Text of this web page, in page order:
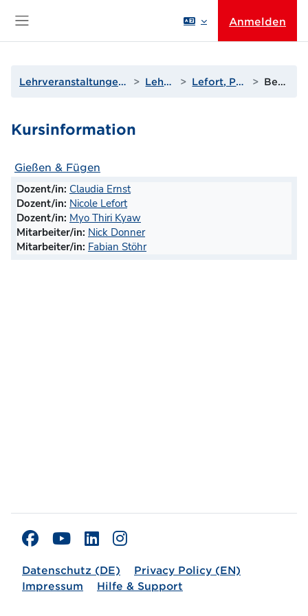
Anmelden
Lehrveranstaltungen der Wissenschaftsbereiche Lehrende I bis L Lefort, Prof. Dr.-Ing. Nicole Beschreibung
Kursinformation
Gießen & Fügen
Dozent/in: Claudia Ernst
Dozent/in: Nicole Lefort
Dozent/in: Myo Thiri Kyaw
Mitarbeiter/in: Nick Donner
Mitarbeiter/in: Fabian Stöhr
Datenschutz (DE)
Privacy Policy (EN)
Impressum
Hilfe & Support